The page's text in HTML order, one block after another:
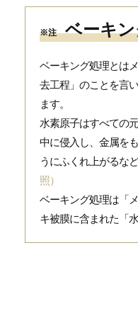
※注ベーキ
ベーキング処理とは
去工程」のことを言
ます。
水素原子はすべての
中に侵入し、金属を
うにふくれ上がるな
照）
ベーキング処理は「
キ被膜に含まれた「